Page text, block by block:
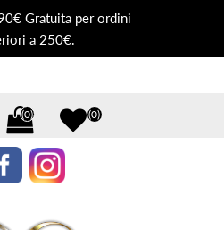
Gratuita per ordini
a 250€.
(0) (0)